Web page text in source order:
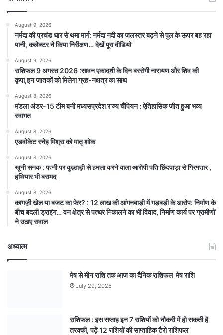
August 9, 2026
नर्मदा की प्रचंड धार से थमा मार्ग: नर्मदा नदी का जलस्तर बढ़ने से पुल के ऊपर बह रहा
पानी, कलेक्टर ने किया निरीक्षण… देखें पूरा वीडियो
August 9, 2026
राशिफल 9 अगस्त 2026 :सावन एकादशी के दिन बरसेगी नारायण और शिव की
कृपा,इन जातकों को मिलेगा ग्रह-नक्षत्र का साथ
August 8, 2026
मंडला अंडर-15 टीम बनी मध्यसप्रदेश राज्य चैंपियन : ऐतिहासिक जीत हुआ भव्य
स्वागत
August 8, 2026
एडवोकेट स्नेह मिश्रा को मातृ शोक
August 8, 2026
खूनी सनक : पत्नी पर कुल्हाड़ी से हमला करने वाला आरोपी पति छिंदवाड़ा से गिरफ्तार ,
हथियार भी बरामद
August 8, 2026
कागज़ी खेल या बजट का फेर? : 12 लाख की आंगनबाड़ी में गड़बड़ी के आरोप: निर्माण के
बीच बदली ड्राइंग… वन क्षेत्र से पत्थर निकालने का भी विवाद, निर्माण कार्य पर ग्रामीणों
ने उठाए सवाल
अध्यात्म
मेष से मीन राशि तक आज का दैनिक राशिफल मेष राशि
July 29, 2026
राशिफल : इस सप्ताह इन 7 राशियों को नौकरी में हो सकती है
तरक्की, पढ़ें 12 राशियों की साप्ताहिक टैरो राशिफल